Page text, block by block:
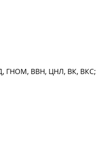
ГНОМ, ВВН, ЦНЛ, ВК, ВКС;